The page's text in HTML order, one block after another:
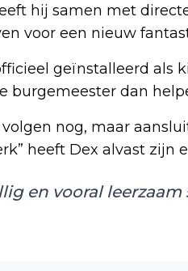
hij samen met
voor een nieuw
geïnstalleerd als
burgemeester dan
nog, maar
heeft Dex alvast zijn
en vooral leerzaam